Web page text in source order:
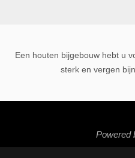
Een houten bijgebouwhebt u
sterk en vergen
Powered